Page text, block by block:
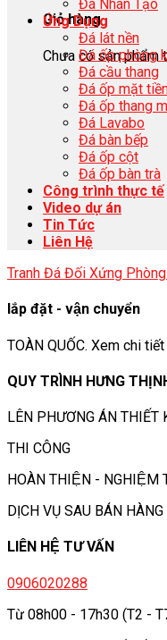
Giỏ hàng
Chưa có sản phẩm
Đá Nhân Tạo
Ứng Dụng
Đá lát nền
Đá ốp phòng
Đá cầu thang
Đá ốp mặt
Đá ốp thang
Đá Lavabo
Đá bàn bếp
Đá ốp cột
Đá ốp bàn trà
Công trình thực tế
Video dự án
Tin Tức
Liên Hệ
Tranh Đá Đối Xứng
lắp đặt - vận chuyển
TOÀN QUỐC. Xem chi tiết
QUY TRÌNH HƯNG
LÊN PHƯƠNG ÁN THIẾT
THI CÔNG
HOÀN THIỆN - NGHIỆM
DỊCH VỤ SAU BÁN
LIÊN HỆ TƯ VẤN
0906020288
Từ 08h00 - 17h30 (T2 -